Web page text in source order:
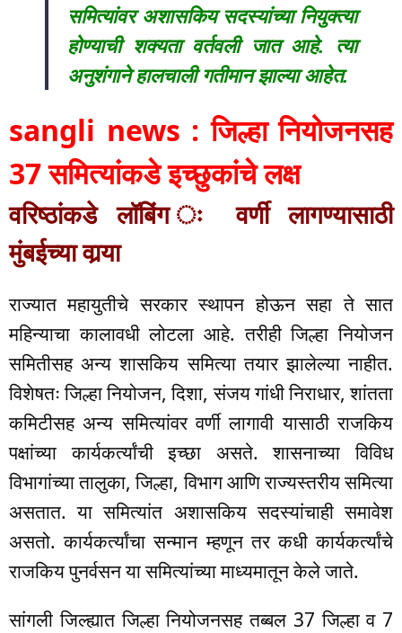
समित्यांवर अशासकिय सदस्यांच्या नियुक्त्या
होण्याची शक्यता वर्तवली जात आहे. त्या
अनुशंगाने हालचाली गतीमान झाल्या आहेत.
sangli news : जिल्हा नियोजनसह
37 समित्यांकडे इच्छुकांचे लक्ष
वरिष्ठांकडे लॉबिंग ः वर्णी लागण्यासाठी
मुंबईच्या वार्‍या
राज्यात महायुतीचे सरकार स्थापन होऊन सहा ते सात
महिन्याचा कालावधी लोटला आहे. तरीही जिल्हा नियोजन
समितीसह अन्य शासकिय समित्या तयार झालेल्या नाहीत.
विशेषतः जिल्हा नियोजन, दिशा, संजय गांधी निराधार, शांतता
कमिटीसह अन्य समित्यांवर वर्णी लागावी यासाठी राजकिय
पक्षांच्या कार्यकर्त्यांची इच्छा असते. शासनाच्या विविध
विभागांच्या तालुका, जिल्हा, विभाग आणि राज्यस्तरीय समित्या
असतात. या समित्यांत अशासकिय सदस्यांचाही समावेश
असतो. कार्यकर्त्यांचा सन्मान म्हणून तर कधी कार्यकर्त्यांचे
राजकिय पुनर्वसन या समित्यांच्या माध्यमातून केले जाते.
सांगली जिल्ह्यात जिल्हा नियोजनसह तब्बल 37 जिल्हा व 7